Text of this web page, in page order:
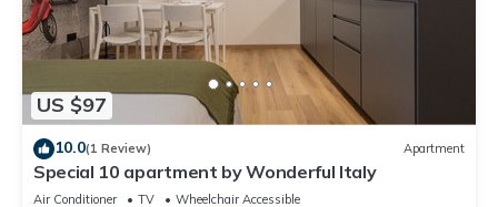
US $97
10.0(1 Review) Apartment
Special 10 apartment by Wonderful Italy
Air Conditioner TV
Wheelchair Accessible